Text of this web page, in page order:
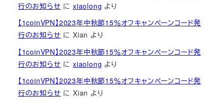
行のお知らせ にxiaolong より
【1coinVPN】2023年中秋節15％オフキャンペーンコード発
行のお知らせ にXian より
【1coinVPN】2023年中秋節15％オフキャンペーンコード発
行のお知らせ にxiaolong より
【1coinVPN】2023年中秋節15％オフキャンペーンコード発
行のお知らせ にXian より